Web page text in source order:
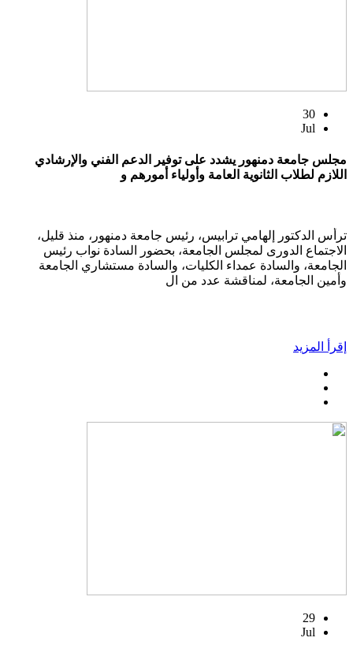
30
Jul
مجلس جامعة دمنهور يشدد على توفير الدعم الفني والإرشادي
اللازم لطلاب الثانوية العامة وأولياء أمورهم و
ترأس الدكتور إلهامي ترابيس، رئيس جامعة دمنهور، منذ قليل،
الاجتماع الدورى لمجلس الجامعة، بحضور السادة نواب رئيس
الجامعة، والسادة عمداء الكليات، والسادة مستشاري الجامعة
وأمين الجامعة، لمناقشة عدد من ال
إقرأ المزيد
29
Jul